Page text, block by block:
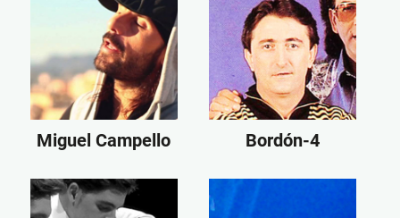
Miguel Campello Bordón-4